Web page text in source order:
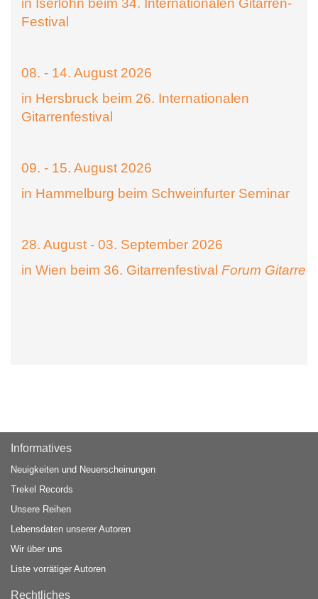
in Iserlohn beim 34. Internationalen Gitarren-
Festival
08. - 14. August 2026
in Hersbruck beim 26. Internationalen
Gitarrenfestival
09. - 15. August 2026
in Hammelburg beim Schweinfurter Seminar
28. August - 03. September 2026
in Wien beim 36. Gitarrenfestival Forum Gitarre
Informatives
Neuigkeiten und Neuerscheinungen
Trekel Records
Unsere Reihen
Lebensdaten unserer Autoren
Wir über uns
Liste vorrätiger Autoren
Rechtliches